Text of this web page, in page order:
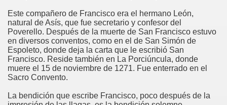
Este compañero de Francisco era el hermano León,
natural de Asís, que fue secretario y confesor del
Poverello. Después de la muerte de San Francisco estuvo
en diversos conventos, como en el de San Simón de
Espoleto, donde deja la carta que le escribió San
Francisco. Reside también en La Porciúncula, donde
muere el 15 de noviembre de 1271. Fue enterrado en el
Sacro Convento.
La bendición que escribe Francisco, poco después de la